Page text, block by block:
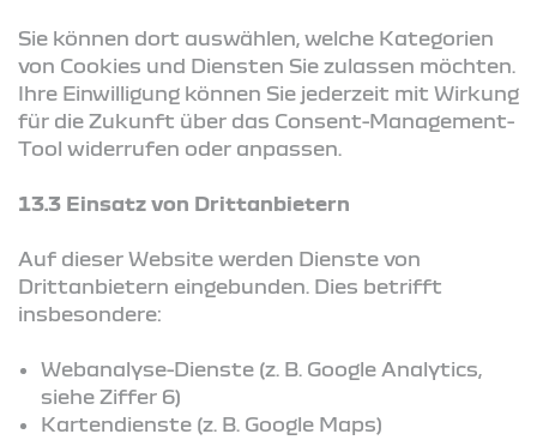
Sie können dort auswählen, welche Kategorien
von Cookies und Diensten Sie zulassen möchten.
Ihre Einwilligung können Sie jederzeit mit Wirkung
für die Zukunft über das Consent-Management-
Tool widerrufen oder anpassen.
13.3 Einsatz von Drittanbietern
Auf dieser Website werden Dienste von
Drittanbietern eingebunden. Dies betrifft
insbesondere:
Webanalyse-Dienste (z. B. Google Analytics,
siehe Ziffer 6)
Kartendienste (z. B. Google Maps)